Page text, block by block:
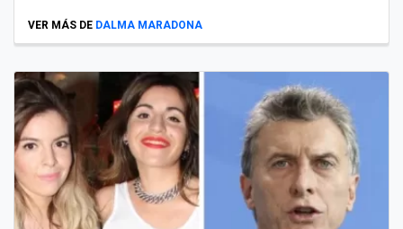
VER MÁS DE DALMA MARADONA